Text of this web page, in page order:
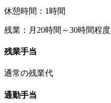
休憩時間：1時間
残業：月20時間～30時間程度
残業手当
通常の残業代
通勤手当